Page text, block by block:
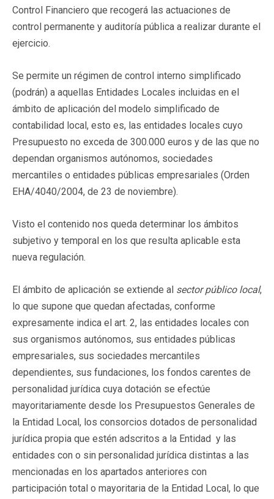
Control Financiero que recogerá las actuaciones de
control permanente y auditoría pública a realizar durante el
ejercicio.
Se permite un régimen de control interno simplificado
(podrán) a aquellas Entidades Locales incluidas en el
ámbito de aplicación del modelo simplificado de
contabilidad local, esto es, las entidades locales cuyo
Presupuesto no exceda de 300.000 euros y de las que no
dependan organismos autónomos, sociedades
mercantiles o entidades públicas empresariales (Orden
EHA/4040/2004, de 23 de noviembre).
Visto el contenido nos queda determinar los ámbitos
subjetivo y temporal en los que resulta aplicable esta
nueva regulación.
El ámbito de aplicación se extiende al sector público local,
lo que supone que quedan afectadas, conforme
expresamente indica el art. 2, las entidades locales con
sus organismos autónomos, sus entidades públicas
empresariales, sus sociedades mercantiles
dependientes, sus fundaciones, los fondos carentes de
personalidad jurídica cuya dotación se efectúe
mayoritariamente desde los Presupuestos Generales de
la Entidad Local, los consorcios dotados de personalidad
jurídica propia que estén adscritos a la Entidad y las
entidades con o sin personalidad jurídica distintas a las
mencionadas en los apartados anteriores con
participación total o mayoritaria de la Entidad Local, lo que